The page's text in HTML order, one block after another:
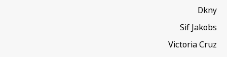
Dkny
Sif Jakobs
Victoria Cruz